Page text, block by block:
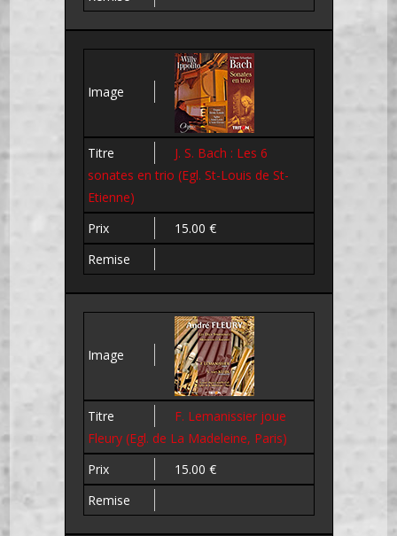
J. S. Bach : Les 6
sonates en trio (Egl. St-Louis de St-
Etienne)
15.00 €
F. Lemanissier joue
Fleury (Egl. de La Madeleine, Paris)
15.00 €